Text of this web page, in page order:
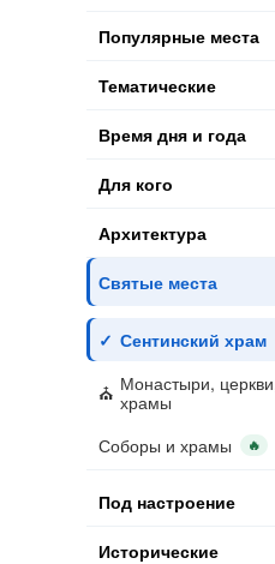
Популярные места
Тематические
Время дня и года
Для кого
Архитектура
Святые места
Сентинский храм
Монастыри,
храмы
Соборы и храмы 🔥
Под настроение
Исторические